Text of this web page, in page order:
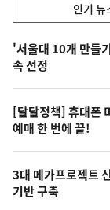
기,
최
신,
오
늘
의
영
상
인기 뉴
기
뉴
스
'서울대 10개 만들
속 선정
[달달정책] 휴대폰
예매 한 번에 끝!
3대 메가프로젝트
기반 구축